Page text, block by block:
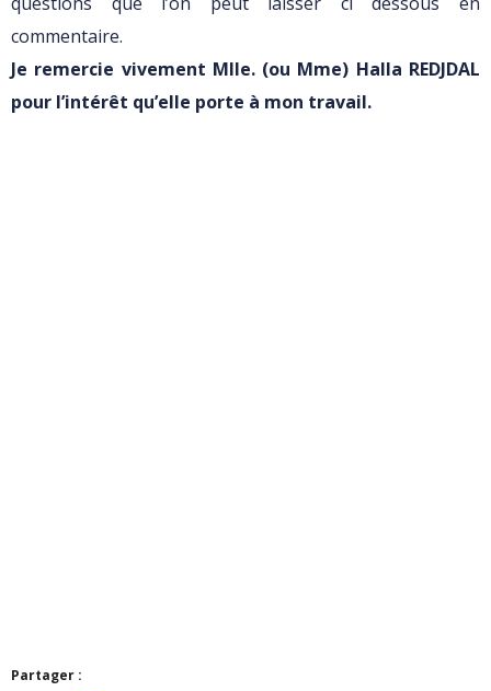
commentaire.
Je remercie vivement Mlle. (ou Mme) Halla REDJDAL
pour l’intérêt qu’elle porte à mon travail.
Partager :